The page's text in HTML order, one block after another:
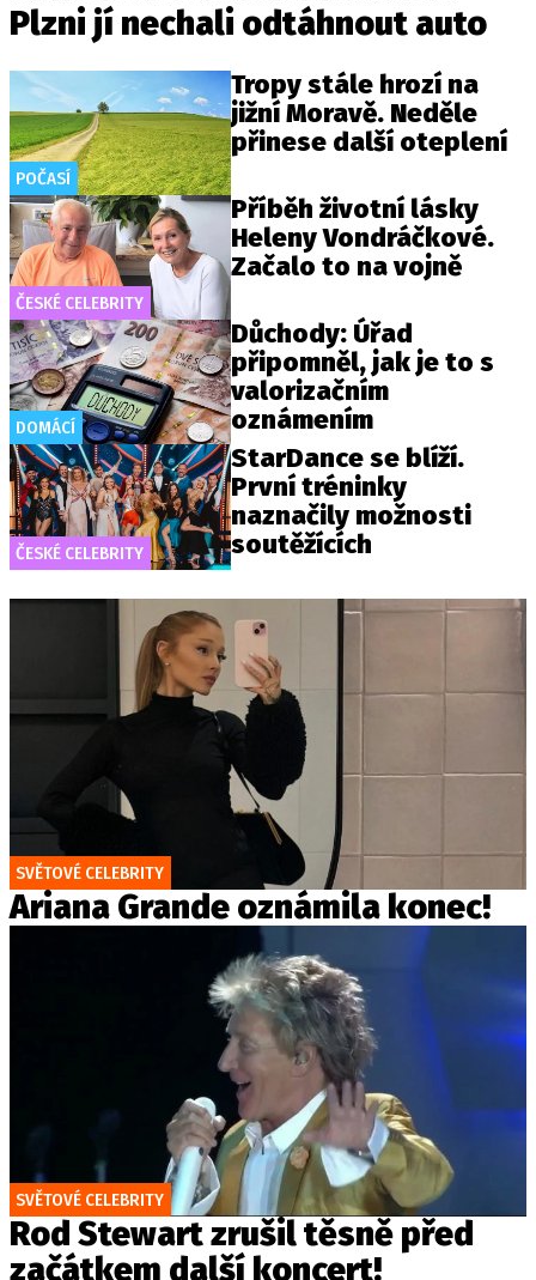
Plzni jí nechali odtáhnout auto
POČASÍ
Tropy stále hrozí na
jižní Moravě. Neděle
přinese další oteplení
ČESKÉ CELEBRITY
Příběh životní lásky
Heleny Vondráčkové.
Začalo to na vojně
DOMÁCÍ
Důchody: Úřad
připomněl, jak je to s
valorizačním
oznámením
ČESKÉ CELEBRITY
StarDance se blíží.
První tréninky
naznačily možnosti
soutěžících
SVĚTOVÉ CELEBRITY
Ariana Grande oznámila konec!
SVĚTOVÉ CELEBRITY
Rod Stewart zrušil těsně před
začátkem další koncert!